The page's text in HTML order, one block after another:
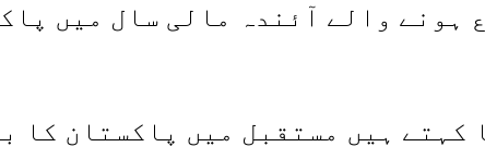
ہونے والے آئندہ مالی سال میں
ہیں مستقبل میں پاکستان کا